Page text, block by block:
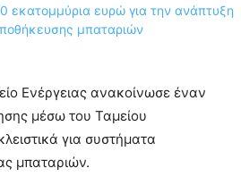
Ενέργειας ανακοίνωσε έναν
μέσω του Ταμείου
για συστήματα
μπαταριών.